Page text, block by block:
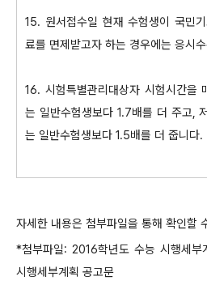
15. 원서접수일 현재 수험생이 국민
료를 면제받고자 하는 경우에는 응시
16. 시험특별관리대상자 시험시간을
는 일반수험생보다 1.7배를 더 주고,
는 일반수험생보다 1.5배를 더 줍니다.
자세한 내용은 첨부파일을 통해 확인할
*첨부파일: 2016학년도 수능 시행세
시행세부계획 공고문